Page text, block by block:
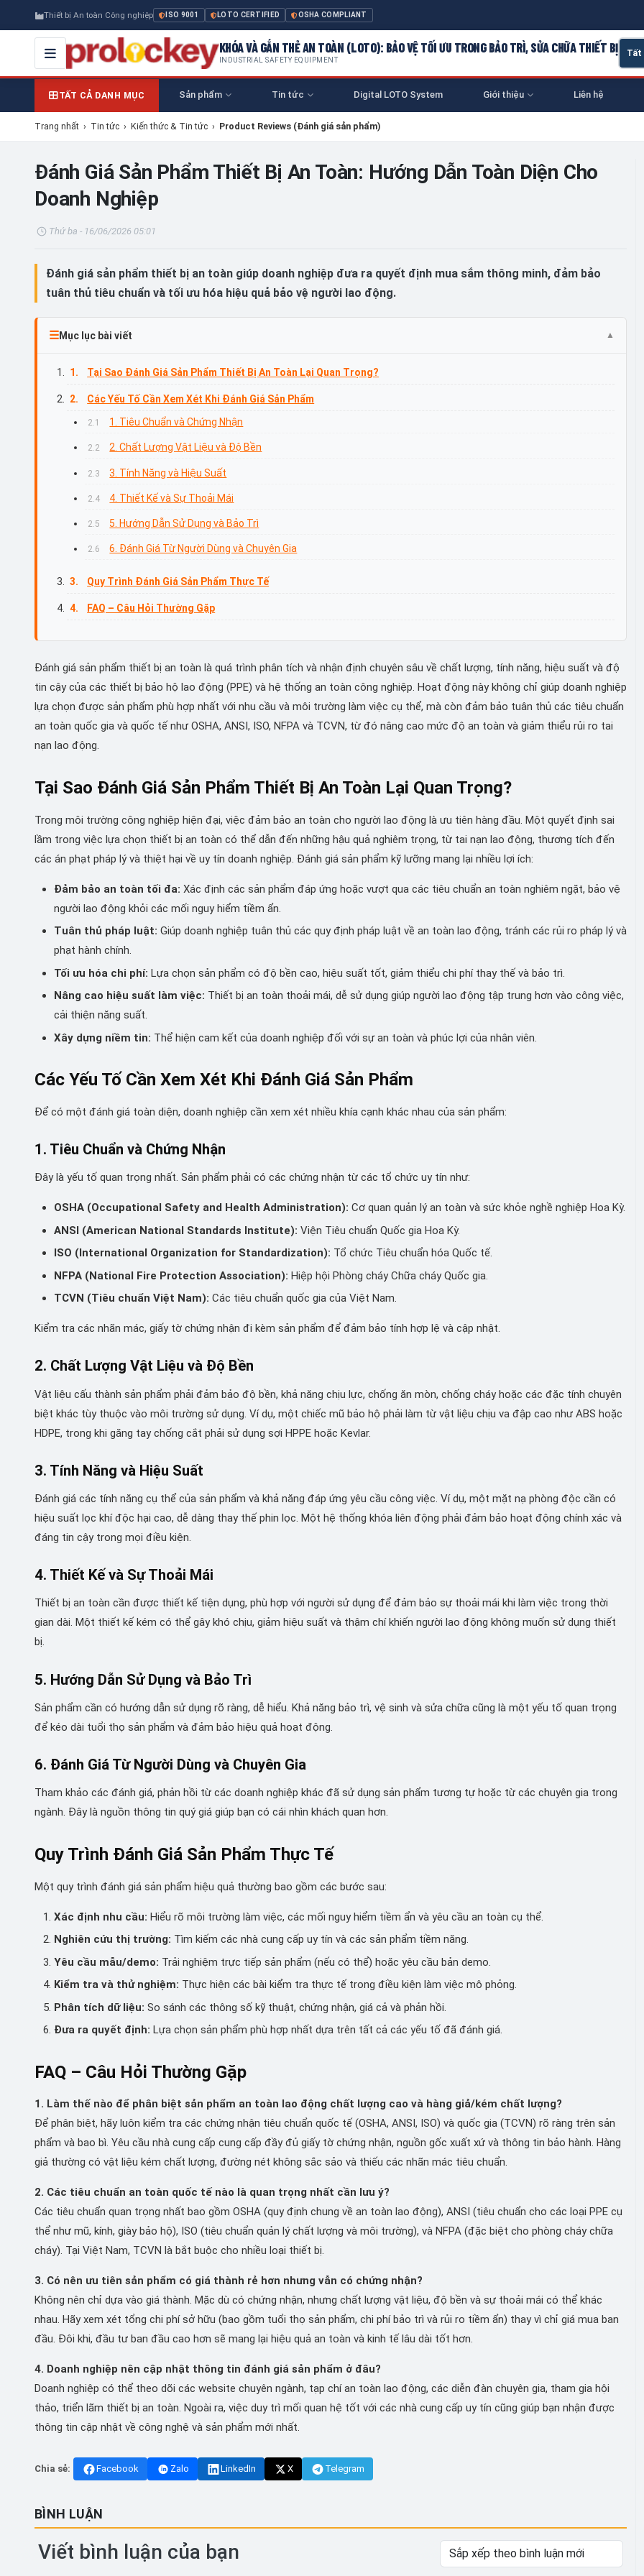
Thiết bị An toàn Công nghiệp ISO 9001 LOTO CERTIFIED OSHA COMPLIANT
KHÓA VÀ GẮN THẺ AN TOÀN (LOTO): BẢO VỆ TỐI ƯU TRONG BẢO TRÌ, SỬA CHỮA THIẾT BỊ
INDUSTRIAL SAFETY EQUIPMENT
TẤT CẢ DANH MỤC Sản phẩm Tin tức Digital LOTO System Giới thiệu Liên hệ
Trang nhất › Tin tức › Kiến thức & Tin tức › Product Reviews (Đánh giá sản phẩm)
Đánh Giá Sản Phẩm Thiết Bị An Toàn: Hướng Dẫn Toàn Diện Cho
Doanh Nghiệp
Thứ ba - 16/06/2026 05:01
Đánh giá sản phẩm thiết bị an toàn giúp doanh nghiệp đưa ra quyết định mua sắm thông minh, đảm bảo
tuân thủ tiêu chuẩn và tối ưu hóa hiệu quả bảo vệ người lao động.
Mục lục bài viết
Tại Sao Đánh Giá Sản Phẩm Thiết Bị An Toàn Lại Quan Trọng?
Các Yếu Tố Cần Xem Xét Khi Đánh Giá Sản Phẩm
1. Tiêu Chuẩn và Chứng Nhận
2. Chất Lượng Vật Liệu và Độ Bền
3. Tính Năng và Hiệu Suất
4. Thiết Kế và Sự Thoải Mái
5. Hướng Dẫn Sử Dụng và Bảo Trì
6. Đánh Giá Từ Người Dùng và Chuyên Gia
Quy Trình Đánh Giá Sản Phẩm Thực Tế
FAQ – Câu Hỏi Thường Gặp
Đánh giá sản phẩm thiết bị an toàn là quá trình phân tích và nhận định chuyên sâu về chất lượng, tính năng, hiệu suất và độ
tin cậy của các thiết bị bảo hộ lao động (PPE) và hệ thống an toàn công nghiệp. Hoạt động này không chỉ giúp doanh nghiệp
lựa chọn được sản phẩm phù hợp nhất với nhu cầu và môi trường làm việc cụ thể, mà còn đảm bảo tuân thủ các tiêu chuẩn
an toàn quốc gia và quốc tế như OSHA, ANSI, ISO, NFPA và TCVN, từ đó nâng cao mức độ an toàn và giảm thiểu rủi ro tai
nạn lao động.
Tại Sao Đánh Giá Sản Phẩm Thiết Bị An Toàn Lại Quan Trọng?
Trong môi trường công nghiệp hiện đại, việc đảm bảo an toàn cho người lao động là ưu tiên hàng đầu. Một quyết định sai
lầm trong việc lựa chọn thiết bị an toàn có thể dẫn đến những hậu quả nghiêm trọng, từ tai nạn lao động, thương tích đến
các án phạt pháp lý và thiệt hại về uy tín doanh nghiệp. Đánh giá sản phẩm kỹ lưỡng mang lại nhiều lợi ích:
Đảm bảo an toàn tối đa: Xác định các sản phẩm đáp ứng hoặc vượt qua các tiêu chuẩn an toàn nghiêm ngặt, bảo vệ
người lao động khỏi các mối nguy hiểm tiềm ẩn.
Tuân thủ pháp luật: Giúp doanh nghiệp tuân thủ các quy định pháp luật về an toàn lao động, tránh các rủi ro pháp lý và
phạt hành chính.
Tối ưu hóa chi phí: Lựa chọn sản phẩm có độ bền cao, hiệu suất tốt, giảm thiểu chi phí thay thế và bảo trì.
Nâng cao hiệu suất làm việc: Thiết bị an toàn thoải mái, dễ sử dụng giúp người lao động tập trung hơn vào công việc,
cải thiện năng suất.
Xây dựng niềm tin: Thể hiện cam kết của doanh nghiệp đối với sự an toàn và phúc lợi của nhân viên.
Các Yếu Tố Cần Xem Xét Khi Đánh Giá Sản Phẩm
Để có một đánh giá toàn diện, doanh nghiệp cần xem xét nhiều khía cạnh khác nhau của sản phẩm:
1. Tiêu Chuẩn và Chứng Nhận
Đây là yếu tố quan trọng nhất. Sản phẩm phải có các chứng nhận từ các tổ chức uy tín như:
OSHA (Occupational Safety and Health Administration): Cơ quan quản lý an toàn và sức khỏe nghề nghiệp Hoa Kỳ.
ANSI (American National Standards Institute): Viện Tiêu chuẩn Quốc gia Hoa Kỳ.
ISO (International Organization for Standardization): Tổ chức Tiêu chuẩn hóa Quốc tế.
NFPA (National Fire Protection Association): Hiệp hội Phòng cháy Chữa cháy Quốc gia.
TCVN (Tiêu chuẩn Việt Nam): Các tiêu chuẩn quốc gia của Việt Nam.
Kiểm tra các nhãn mác, giấy tờ chứng nhận đi kèm sản phẩm để đảm bảo tính hợp lệ và cập nhật.
2. Chất Lượng Vật Liệu và Độ Bền
Vật liệu cấu thành sản phẩm phải đảm bảo độ bền, khả năng chịu lực, chống ăn mòn, chống cháy hoặc các đặc tính chuyên
biệt khác tùy thuộc vào môi trường sử dụng. Ví dụ, một chiếc mũ bảo hộ phải làm từ vật liệu chịu va đập cao như ABS hoặc
HDPE, trong khi găng tay chống cắt phải sử dụng sợi HPPE hoặc Kevlar.
3. Tính Năng và Hiệu Suất
Đánh giá các tính năng cụ thể của sản phẩm và khả năng đáp ứng yêu cầu công việc. Ví dụ, một mặt nạ phòng độc cần có
hiệu suất lọc khí độc hại cao, dễ dàng thay thế phin lọc. Một hệ thống khóa liên động phải đảm bảo hoạt động chính xác và
đáng tin cậy trong mọi điều kiện.
4. Thiết Kế và Sự Thoải Mái
Thiết bị an toàn cần được thiết kế tiện dụng, phù hợp với người sử dụng để đảm bảo sự thoải mái khi làm việc trong thời
gian dài. Một thiết kế kém có thể gây khó chịu, giảm hiệu suất và thậm chí khiến người lao động không muốn sử dụng thiết
bị.
5. Hướng Dẫn Sử Dụng và Bảo Trì
Sản phẩm cần có hướng dẫn sử dụng rõ ràng, dễ hiểu. Khả năng bảo trì, vệ sinh và sửa chữa cũng là một yếu tố quan trọng
để kéo dài tuổi thọ sản phẩm và đảm bảo hiệu quả hoạt động.
6. Đánh Giá Từ Người Dùng và Chuyên Gia
Tham khảo các đánh giá, phản hồi từ các doanh nghiệp khác đã sử dụng sản phẩm tương tự hoặc từ các chuyên gia trong
ngành. Đây là nguồn thông tin quý giá giúp bạn có cái nhìn khách quan hơn.
Quy Trình Đánh Giá Sản Phẩm Thực Tế
Một quy trình đánh giá sản phẩm hiệu quả thường bao gồm các bước sau:
Xác định nhu cầu: Hiểu rõ môi trường làm việc, các mối nguy hiểm tiềm ẩn và yêu cầu an toàn cụ thể.
Nghiên cứu thị trường: Tìm kiếm các nhà cung cấp uy tín và các sản phẩm tiềm năng.
Yêu cầu mẫu/demo: Trải nghiệm trực tiếp sản phẩm (nếu có thể) hoặc yêu cầu bản demo.
Kiểm tra và thử nghiệm: Thực hiện các bài kiểm tra thực tế trong điều kiện làm việc mô phỏng.
Phân tích dữ liệu: So sánh các thông số kỹ thuật, chứng nhận, giá cả và phản hồi.
Đưa ra quyết định: Lựa chọn sản phẩm phù hợp nhất dựa trên tất cả các yếu tố đã đánh giá.
FAQ – Câu Hỏi Thường Gặp
1. Làm thế nào để phân biệt sản phẩm an toàn lao động chất lượng cao và hàng giả/kém chất lượng?
Để phân biệt, hãy luôn kiểm tra các chứng nhận tiêu chuẩn quốc tế (OSHA, ANSI, ISO) và quốc gia (TCVN) rõ ràng trên sản
phẩm và bao bì. Yêu cầu nhà cung cấp cung cấp đầy đủ giấy tờ chứng nhận, nguồn gốc xuất xứ và thông tin bảo hành. Hàng
giả thường có vật liệu kém chất lượng, đường nét không sắc sảo và thiếu các nhãn mác tiêu chuẩn.
2. Các tiêu chuẩn an toàn quốc tế nào là quan trọng nhất cần lưu ý?
Các tiêu chuẩn quan trọng nhất bao gồm OSHA (quy định chung về an toàn lao động), ANSI (tiêu chuẩn cho các loại PPE cụ
thể như mũ, kính, giày bảo hộ), ISO (tiêu chuẩn quản lý chất lượng và môi trường), và NFPA (đặc biệt cho phòng cháy chữa
cháy). Tại Việt Nam, TCVN là bắt buộc cho nhiều loại thiết bị.
3. Có nên ưu tiên sản phẩm có giá thành rẻ hơn nhưng vẫn có chứng nhận?
Không nên chỉ dựa vào giá thành. Mặc dù có chứng nhận, nhưng chất lượng vật liệu, độ bền và sự thoải mái có thể khác
nhau. Hãy xem xét tổng chi phí sở hữu (bao gồm tuổi thọ sản phẩm, chi phí bảo trì và rủi ro tiềm ẩn) thay vì chỉ giá mua ban
đầu. Đôi khi, đầu tư ban đầu cao hơn sẽ mang lại hiệu quả an toàn và kinh tế lâu dài tốt hơn.
4. Doanh nghiệp nên cập nhật thông tin đánh giá sản phẩm ở đâu?
Doanh nghiệp có thể theo dõi các website chuyên ngành, tạp chí an toàn lao động, các diễn đàn chuyên gia, tham gia hội
thảo, triển lãm thiết bị an toàn. Ngoài ra, việc duy trì mối quan hệ tốt với các nhà cung cấp uy tín cũng giúp bạn nhận được
thông tin cập nhật về công nghệ và sản phẩm mới nhất.
Chia sẻ: Facebook Zalo LinkedIn X Telegram
BÌNH LUẬN
Viết bình luận của bạn